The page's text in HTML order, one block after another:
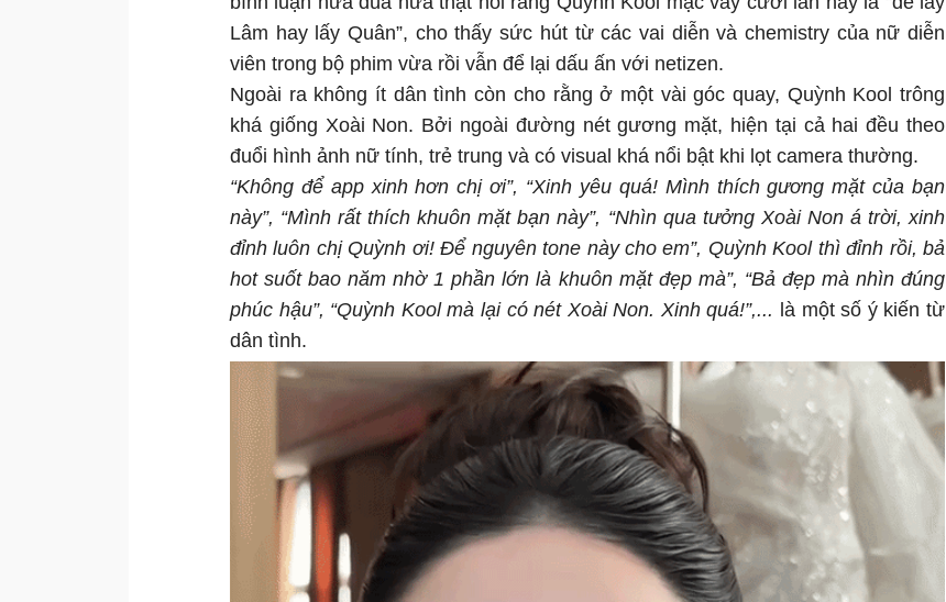
Lâm hay lấy Quân”, cho thấy sức hút từ các vai diễn và chemistry của nữ diễn
viên trong bộ phim vừa rồi vẫn để lại dấu ấn với netizen.
Ngoài ra không ít dân tình còn cho rằng ở một vài góc quay, Quỳnh Kool trông
khá giống Xoài Non. Bởi ngoài đường nét gương mặt, hiện tại cả hai đều theo
đuổi hình ảnh nữ tính, trẻ trung và có visual khá nổi bật khi lọt camera thường.
“Không để app xinh hơn chị ơi”, “Xinh yêu quá! Mình thích gương mặt của bạn
này”, “Mình rất thích khuôn mặt bạn này”, “Nhìn qua tưởng Xoài Non á trời, xinh
đỉnh luôn chị Quỳnh ơi! Để nguyên tone này cho em”, Quỳnh Kool thì đỉnh rồi, bả
hot suốt bao năm nhờ 1 phần lớn là khuôn mặt đẹp mà”, “Bả đẹp mà nhìn đúng
phúc hậu”, “Quỳnh Kool mà lại có nét Xoài Non. Xinh quá!”,... là một số ý kiến từ
dân tình.